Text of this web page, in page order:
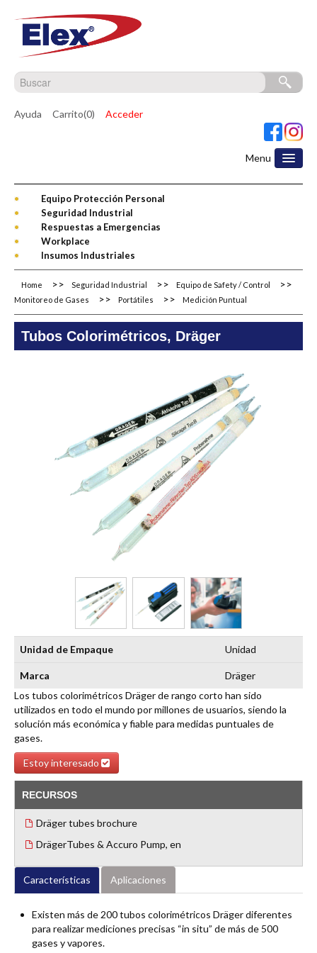
Ayuda Carrito(0) Acceder
Menu
Equipo Protección Personal
Seguridad Industrial
Respuestas a Emergencias
Workplace
Insumos Industriales
Home Seguridad Industrial
Equipo de Safety / Control
Monitoreo de Gases
Portátiles Medición Puntual
Tubos Colorimétricos, Dräger
Unidad de Empaque Unidad
Marca
Dräger
Los tubos colorimétricos Dräger de rango corto han sido
utilizados en todo el mundo por millones de usuarios, siendo la
solución más económica y fiable para medidas puntuales de
gases.
Estoy interesado
RECURSOS
Dräger tubes brochure
DrägerTubes & Accuro Pump, en
Características Aplicaciones
Existen más de 200 tubos colorimétricos Dräger diferentes
para realizar mediciones precisas “in situ” de más de 500
gases y vapores.